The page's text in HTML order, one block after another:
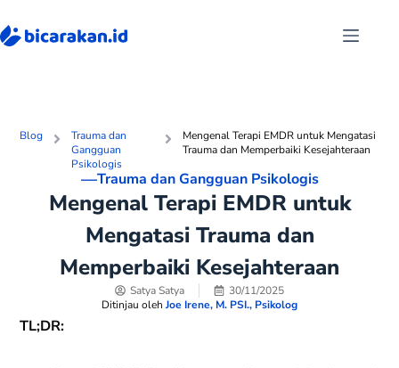
Blog
Trauma dan
Gangguan
Psikologis
Mengenal Terapi EMDR untuk Mengatasi
Trauma dan Memperbaiki Kesejahteraan
—Trauma dan Gangguan Psikologis
Mengenal Terapi EMDR untuk
Mengatasi Trauma dan
Memperbaiki Kesejahteraan
Satya Satya
30/11/2025
Ditinjau oleh Joe Irene, M. PSI., Psikolog
TL;DR: